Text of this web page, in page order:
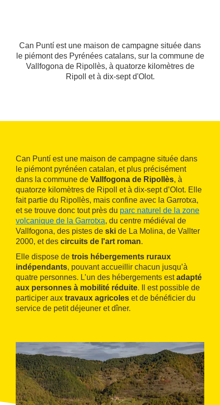
Can Puntí est une maison de campagne située dans
le piémont des Pyrénées catalans, sur la commune de
Vallfogona de Ripollès, à quatorze kilomètres de
Ripoll et à dix-sept d'Olot.
Can Puntí est une maison de campagne située dans
le piémont pyrénéen catalan, et plus précisément
dans la commune de Vallfogona de Ripollès, à
quatorze kilomètres de Ripoll et à dix-sept d’Olot. Elle
fait partie du Ripollès, mais confine avec la Garrotxa,
et se trouve donc tout près du parc naturel de la zone
volcanique de la Garrotxa, du centre médiéval de
Vallfogona, des pistes de ski de La Molina, de Vallter
2000, et des circuits de l'art roman.
Elle dispose de trois hébergements ruraux
indépendants, pouvant accueillir chacun jusqu’à
quatre personnes. L’un des hébergements estadapté
aux personnes à mobilité réduite. Il est possible de
participer aux travaux agricoles et de bénéficier du
service de petit déjeuner et dîner.